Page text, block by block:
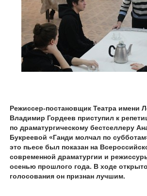
Режиссер-постановщик Театра имени
Владимир Гордеев приступил к
по драматургическому бестселлеру
Букреевой «Ганди молчал по
это пьесе был показан на
современной драматургии и
осенью прошлого года. В ходе
голосования он признан лучшим.